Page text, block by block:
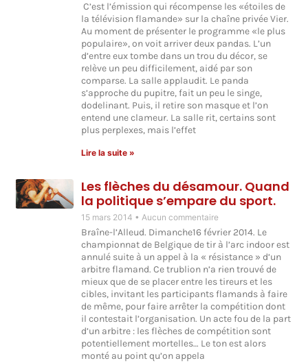
C’est l’émission qui récompense les «étoiles de
la télévision flamande» sur la chaîne privée Vier.
Au moment de présenter le programme «le plus
populaire», on voit arriver deux pandas. L’un
d’entre eux tombe dans un trou du décor, se
relève un peu difficilement, aidé par son
comparse. La salle applaudit. Le panda
s’approche du pupitre, fait un peu le singe,
dodelinant. Puis, il retire son masque et l’on
entend une clameur. La salle rit, certains sont
plus perplexes, mais l’effet
Lire la suite »
Les flèches du désamour. Quand
la politique s’empare du sport.
15 mars 2014 Aucun commentaire
Braîne-l’Alleud. Dimanche16 février 2014. Le
championnat de Belgique de tir à l’arc indoor est
annulé suite à un appel à la « résistance » d’un
arbitre flamand. Ce trublion n’a rien trouvé de
mieux que de se placer entre les tireurs et les
cibles, invitant les participants flamands à faire
de même, pour faire arrêter la compétition dont
il contestait l’organisation. Un acte fou de la part
d’un arbitre : les flèches de compétition sont
potentiellement mortelles… Le ton est alors
monté au point qu’on appela